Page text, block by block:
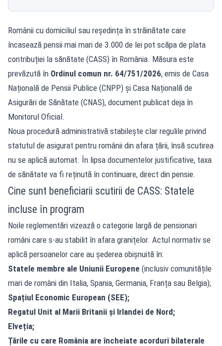
Românii cu domiciliul sau reședința în străinătate care
încasează pensii mai mari de 3.000 de lei pot scăpa de plata
contribuției la sănătate (CASS) în România. Măsura este
prevăzută în Ordinul comun nr. 64/751/2026, emis de Casa
Națională de Pensii Publice (CNPP) și Casa Națională de
Asigurări de Sănătate (CNAS), document publicat deja în
Monitorul Oficial.
Noua procedură administrativă stabilește clar regulile privind
statutul de asigurat pentru românii din afara țării, însă scutirea
nu se aplică automat. În lipsa documentelor justificative, taxa
de sănătate va fi reținută în continuare, direct din pensie.
Cine sunt beneficiarii scutirii de CASS: Statele
incluse în program
Noile reglementări vizează o categorie largă de pensionari
români care s-au stabilit în afara granițelor. Actul normativ se
aplică persoanelor care au șederea obișnuită în:
Statele membre ale Uniunii Europene (inclusiv comunitățile
mari de români din Italia, Spania, Germania, Franța sau Belgia);
Spațiul Economic European (SEE);
Regatul Unit al Marii Britanii și Irlandei de Nord;
Elveția;
Țările cu care România are încheiate acorduri bilaterale